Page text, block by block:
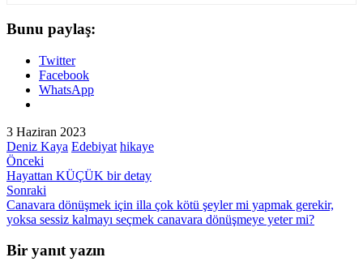
Bunu paylaş:
Twitter
Facebook
WhatsApp
3 Haziran 2023
Deniz Kaya Edebiyat hikaye
Önceki
Hayattan KÜÇÜK bir detay
Sonraki
Canavara dönüşmek için illa çok kötü şeyler mi yapmak gerekir,
yoksa sessiz kalmayı seçmek canavara dönüşmeye yeter mi?
Bir yanıt yazın